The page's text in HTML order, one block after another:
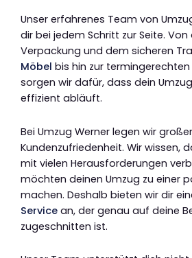
Unser erfahrenes Team von
dir bei jedem Schritt zur Seite.
Verpackung und dem sicheren
Möbel bis hin zur termingerechten
sorgen wir dafür, dass dein
effizient abläuft.
Bei Umzug Werner legen wir
Kundenzufriedenheit. Wir wissen,
mit vielen Herausforderungen
möchten deinen Umzug zu einer
machen. Deshalb bieten wir dir
Service an, der genau auf deine
zugeschnitten ist.